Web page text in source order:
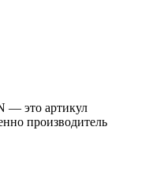
— это артикул
производитель